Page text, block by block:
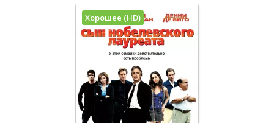
Хорошее (HD)